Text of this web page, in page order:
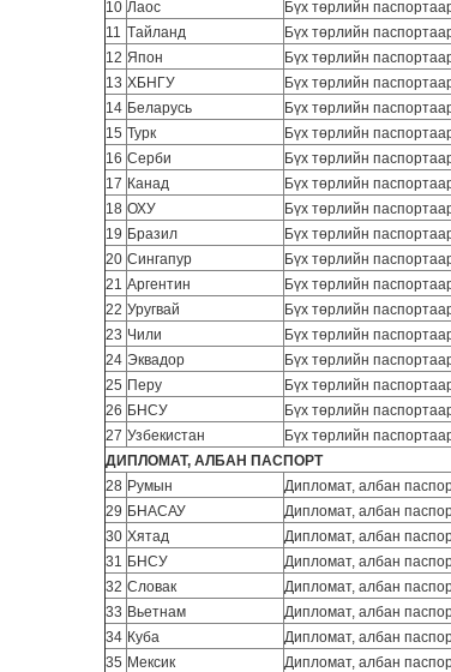
10 Лаос Бүх төрлийн
11 Tайланд Бүх төрлийн
12 Япон Бүх төрлийн
13 ХБНГУ Бүх төрлийн
14 Беларусь Бүх төрлийн
15 Турк Бүх төрлийн
16 Серби Бүх төрлийн
17 Канад Бүх төрлийн
18 ОХУ Бүх төрлийн
19 Бразил Бүх төрлийн
20 Сингапур Бүх төрлийн
21 Аргентин Бүх төрлийн
22 Уругвай Бүх төрлийн
23 Чили Бүх төрлийн
24 Эквадор Бүх төрлийн
25 Перу Бүх төрлийн
26 БНСУ Бүх төрлийн
27 Узбекистан Бүх төрлийн
ДИПЛОМАТ, АЛБАН ПАСПОРТ
28 Румын Дипломат, албан
29 БНАСАУ Дипломат, албан
30 Хятад Дипломат, албан
31 БНСУ Дипломат, албан
32 Словак Дипломат, албан
33 Вьетнам Дипломат, албан
34 Куба Дипломат, албан
35 Мексик Дипломат, албан